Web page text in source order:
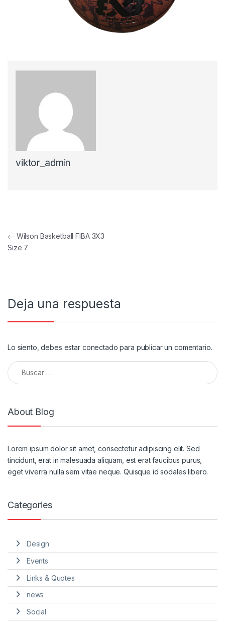
viktor_admin
Navegación de entradas
← Wilson Basketball FIBA 3X3
Size 7
Deja una respuesta
Lo siento, debes estar conectado para publicar un comentario.
Buscar:
About Blog
Lorem ipsum dolor sit amet, consectetur adipiscing elit. Sed
tincidunt, erat in malesuada aliquam, est erat faucibus purus,
eget viverra nulla sem vitae neque. Quisque id sodales libero.
Categories
Design
Events
Links & Quotes
news
Social